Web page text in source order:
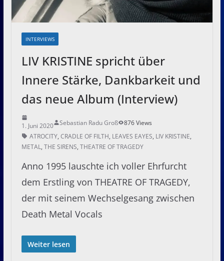
INTERVIEWS
LIV KRISTINE spricht über
Innere Stärke, Dankbarkeit und
das neue Album (Interview)
1. Juni 2020 Sebastian Radu Groß
876 Views
ATROCITY, CRADLE OF FILTH, LEAVES EAYES, LIV KRISTINE,
METAL, THE SIRENS, THEATRE OF TRAGEDY
Anno 1995 lauschte ich voller Ehrfurcht
dem Erstling von THEATRE OF TRAGEDY,
der mit seinem Wechselgesang zwischen
Death Metal Vocals
Weiter lesen